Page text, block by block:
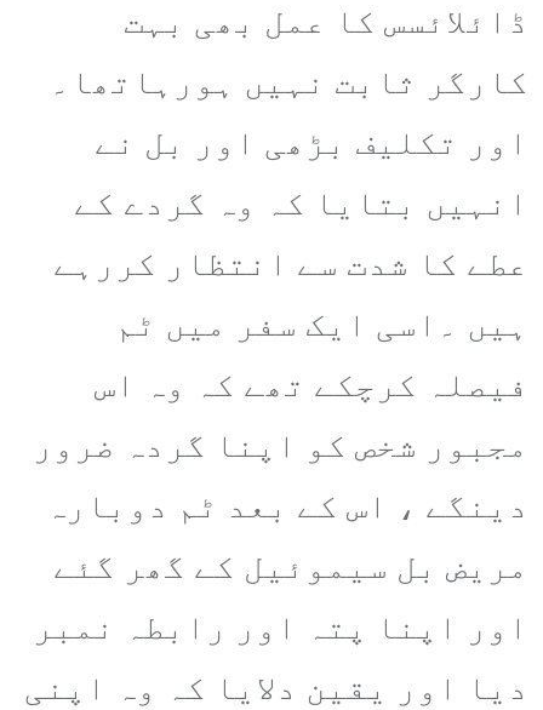
ڈائلائسس کا عمل بھی بہت
کارگر ثابت نہیں ہورہاتھا۔
اور تکلیف بڑھی اور بل نے
انہیں بتایا کہ وہ گردے کے
عطے کا شدت سے انتظار کررہے
ہیں ۔اسی ایک سفر میں ٹم
فیصلہ کرچکے تھے کہ وہ اس
مجبور شخص کو اپنا گردہ ضرور
دینگے ، اس کے بعد ٹم دوبارہ
مریض بل سیموئیل کے گھر گئے
اور اپنا پتہ اور رابطہ نمبر
دیا اور یقین دلایا کہ وہ اپنی